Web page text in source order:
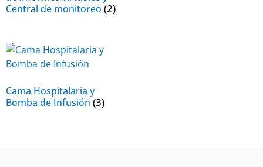
Central de monitoreo (2)
Cama Hospitalaria y
Bomba de Infusión (3)